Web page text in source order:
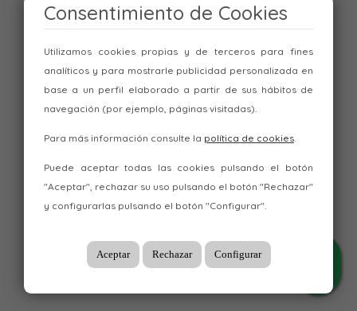
Consentimiento de Cookies
Utilizamos cookies propias y de terceros para fines
analíticos y para mostrarle publicidad personalizada en
base a un perfil elaborado a partir de sus hábitos de
navegación (por ejemplo, páginas visitadas).
Para más información consulte la política de cookies.
Puede aceptar todas las cookies pulsando el botón
"Aceptar", rechazar su uso pulsando el botón "Rechazar"
y configurarlas pulsando el botón "Configurar".
Aceptar Rechazar Configurar